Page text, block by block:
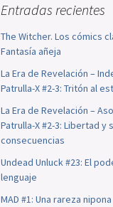
Entradas recientes
The Witcher. Los cómics
Fantasía añeja
La Era de Revelación –
Patrulla-X #2-3: Tritón al
La Era de Revelación –
Patrulla-X #2-3: Libertad y
consecuencias
Undead Unluck #23: El
lenguaje
MAD #1: Una rareza nipona